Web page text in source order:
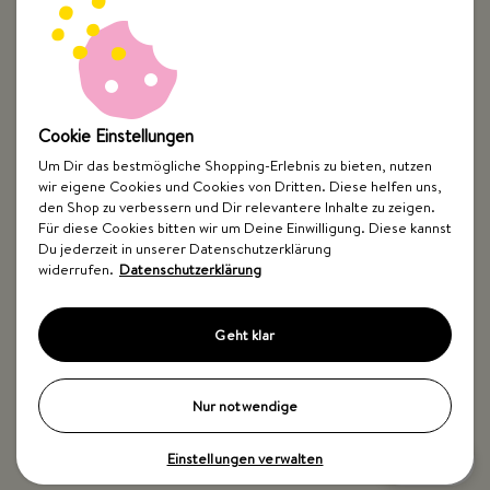
Top Kategorien
Just Spices
Impressum WiderrufsbelehrungDatenschutzBarrierefreiheit
Cookie Einstellungen
Um Dir das bestmögliche Shopping-Erlebnis zu bieten, nutzen
wir eigene Cookies und Cookies von Dritten. Diese helfen uns,
den Shop zu verbessern und Dir relevantere Inhalte zu zeigen.
Für diese Cookies bitten wir um Deine Einwilligung. Diese kannst
Du jederzeit in unserer Datenschutzerklärung
widerrufen. Datenschutzerklärung
Geht klar
Nur notwendige
Einstellungen verwalten